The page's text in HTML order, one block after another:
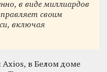
в виде миллиардов
своим
включая
Axios, в Белом доме